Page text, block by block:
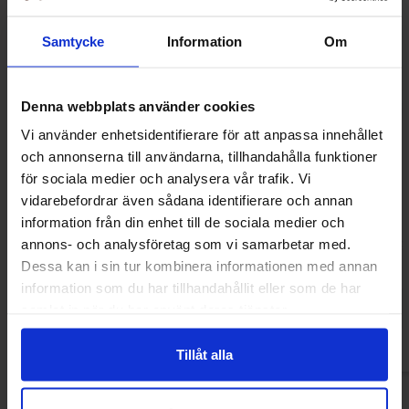
Samtycke Information Om
Denna webbplats använder cookies
Vi använder enhetsidentifierare för att anpassa innehållet
och annonserna till användarna, tillhandahålla funktioner
för sociala medier och analysera vår trafik. Vi
vidarebefordrar även sådana identifierare och annan
information från din enhet till de sociala medier och
annons- och analysföretag som vi samarbetar med.
Dessa kan i sin tur kombinera informationen med annan
information som du har tillhandahållit eller som de har
Tillåt alla
Park Lane Mini Peach Rings 2kg
(BF:2026-10-17)
299.90 kr
DulcePlus Sugared